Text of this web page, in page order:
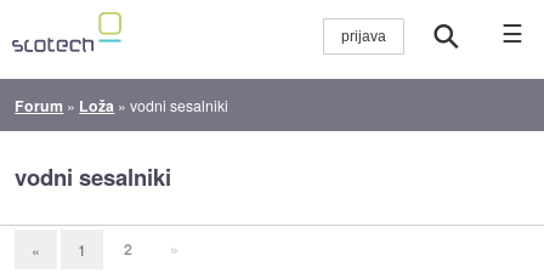
☰
Forum » Loža »vodni sesalniki
vodni sesalniki
« 1 2 »